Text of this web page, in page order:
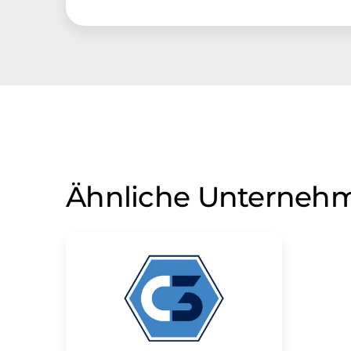
Ähnliche